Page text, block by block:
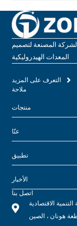
الشركة المصنعة لتصميم
المعدات الهيدروليكية
التعرف على المزيد
ملاحة
منتجات
عنّا
تطبيق
الأخبار
اتصل بنا
الاقتصادية
هونان ، الصين